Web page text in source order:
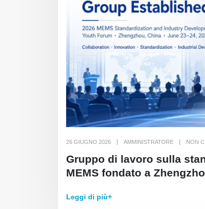
26 GIUGNO 2026 AMMINISTRATORE NON
Gruppo di lavoro sulla
MEMS fondato a
Leggi di più+